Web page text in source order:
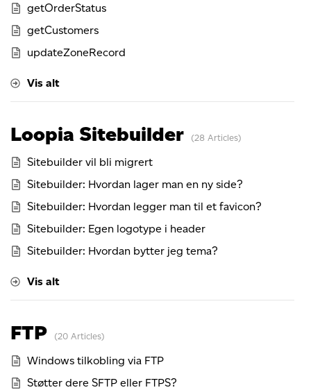
getOrderStatus
getCustomers
updateZoneRecord
Vis alt
Loopia Sitebuilder 28 Articles
Sitebuilder vil bli migrert
Sitebuilder: Hvordan lager man en ny side?
Sitebuilder: Hvordan legger man til et favicon?
Sitebuilder: Egen logotype i header
Sitebuilder: Hvordan bytter jeg tema?
Vis alt
FTP 20 Articles
Windows tilkobling via FTP
Støtter dere SFTP eller FTPS?